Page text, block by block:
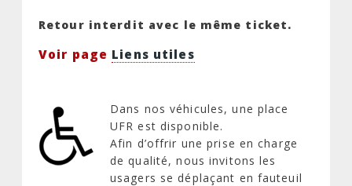
Retour interdit avec le même ticket.
Voir page Liens utiles
Dans nos véhicules, une place
UFR est disponible.
Afin d’offrir une prise en charge
de qualité, nous invitons les
usagers se déplaçant en fauteuil